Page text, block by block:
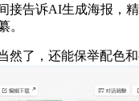
告诉AI生成海报，
。
了，还能保举配色和